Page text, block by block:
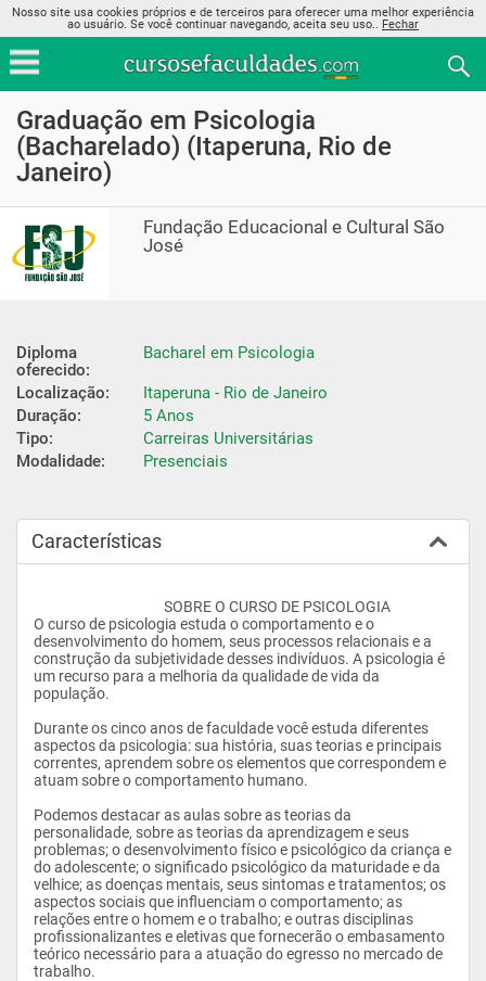
Nosso site usa cookies próprios e de terceiros para oferecer uma melhor experiência
ao usuário. Se você continuar navegando, aceita seu uso.. Fechar
Graduação em Psicologia
(Bacharelado) (Itaperuna, Rio de
Janeiro)
Fundação Educacional e Cultural São
José
Diploma
oferecido:
Bacharel em Psicologia
Localização:
Itaperuna - Rio de Janeiro
Duração:
5 Anos
Tipo:
Carreiras Universitárias
Modalidade:
Presenciais
Características
O curso de psicologia estuda o comportamento e o
desenvolvimento do homem, seus processos relacionais e a
construção da subjetividade desses indivíduos. A psicologia é
um recurso para a melhoria da qualidade de vida da
população.
Durante os cinco anos de faculdade você estuda diferentes
aspectos da psicologia: sua história, suas teorias e principais
correntes, aprendem sobre os elementos que correspondem e
atuam sobre o comportamento humano.
Podemos destacar as aulas sobre as teorias da
personalidade, sobre as teorias da aprendizagem e seus
problemas; o desenvolvimento físico e psicológico da criança e
do adolescente; o significado psicológico da maturidade e da
velhice; as doenças mentais, seus sintomas e tratamentos; os
aspectos sociais que influenciam o comportamento; as
relações entre o homem e o trabalho; e outras disciplinas
profissionalizantes e eletivas que fornecerão o embasamento
teórico necessário para a atuação do egresso no mercado de
trabalho.